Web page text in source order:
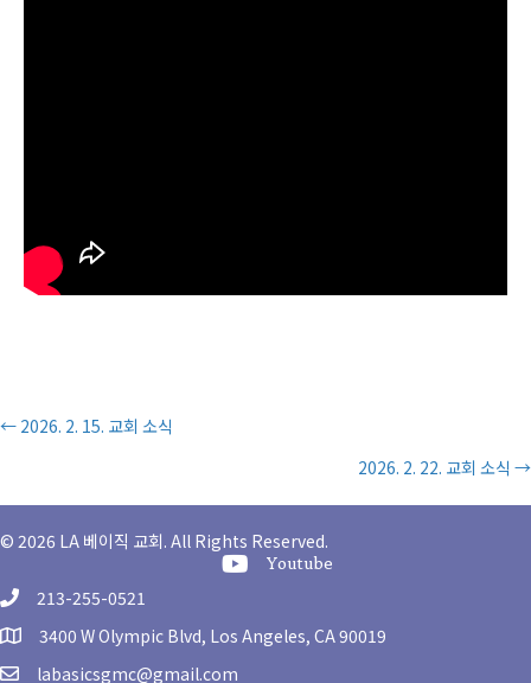
Posts
← 2026. 2. 15. 교회 소식
2026. 2. 22. 교회 소식 →
© 2026 LA 베이직 교회. All Rights Reserved.
Youtube Channel
Youtube
213-255-0521
3400 W Olympic Blvd, Los Angeles, CA 90019
labasicsgmc@gmail.com